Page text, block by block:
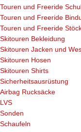
Touren und Freeride
Touren und Freeride
Touren und Freeride
Skitouren Bekleidung
Skitouren Jacken und
Skitouren Hosen
Skitouren Shirts
Sicherheitsausrüstung
Airbag Rucksäcke
LVS
Sonden
Schaufeln